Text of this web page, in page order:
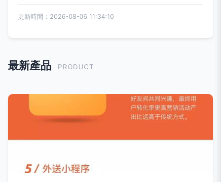
更新時間：2026-08-06 11:34:10
最新產品 PRODUCT